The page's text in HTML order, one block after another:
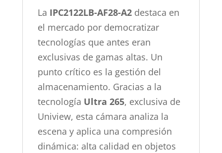
La IPC2122LB-AF28-A2destaca en
el mercado por democratizar
tecnologías que antes eran
exclusivas de gamas altas. Un
punto crítico es la gestión del
almacenamiento. Gracias a la
tecnología Ultra 265, exclusiva de
Uniview, esta cámara analiza la
escena y aplica una compresión
dinámica: alta calidad en objetos